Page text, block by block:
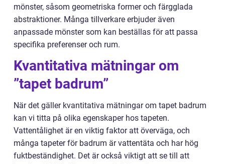
mönster, såsom geometriska former och färgglada
abstraktioner. Många tillverkare erbjuder även
anpassade mönster som kan beställas för att passa
specifika preferenser och rum.
Kvantitativa mätningar om
”tapet badrum”
När det gäller kvantitativa mätningar om tapet badrum
kan vi titta på olika egenskaper hos tapeten.
Vattentålighet är en viktig faktor att överväga, och
många tapeter för badrum är vattentäta och har hög
fuktbeständighet. Det är också viktigt att se till att